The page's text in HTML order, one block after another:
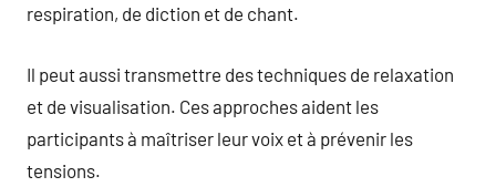
respiration, de diction et de chant.
Il peut aussi transmettre des techniques de relaxation
et de visualisation. Ces approches aident les
participants à maîtriser leur voix et à prévenir les
tensions.